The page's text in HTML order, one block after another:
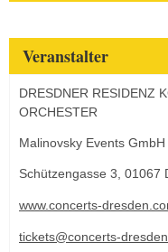
Veranstalter
DRESDNER RESIDENZ
ORCHESTER
Malinovsky Events GmbH
Schützengasse 3, 01067
www.concerts-
tickets@concerts-